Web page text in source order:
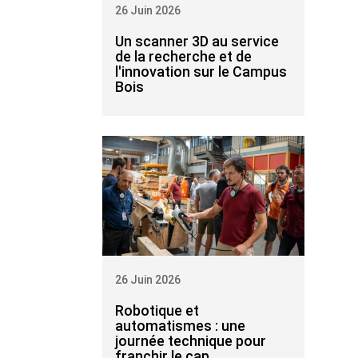
Un scanner 3D au service
de la recherche et de
l'innovation sur le Campus
Bois
26 Juin 2026
Robotique et
automatismes : une
journée technique pour
26 Juin 2026